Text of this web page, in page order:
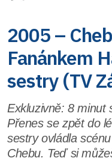
2005 –
Fanánkem
sestry (TV
Exkluzivně: 8 minut
Přenes se zpět do
sestry ovládla
Chebu. Teď si